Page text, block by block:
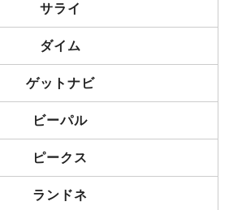
サライ
ダイム
ゲットナビ
ビーパル
ピークス
ランドネ